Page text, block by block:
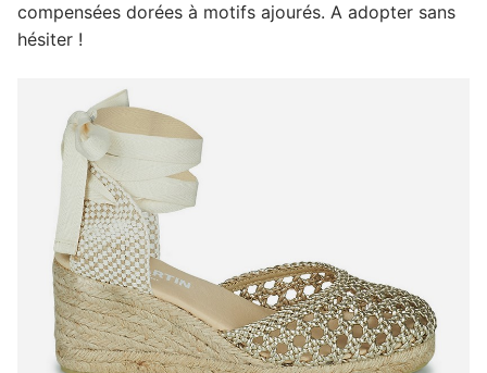
compensées dorées à motifs ajourés. A adopter sans
hésiter !